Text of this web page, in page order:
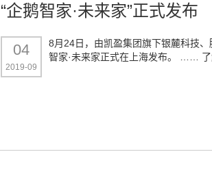
“企鹅智家·未来家”正式发布
04
2019-09
8月24日，由凯盈集团旗下银麓科技
智家·未来家正式在上海发布。 ……